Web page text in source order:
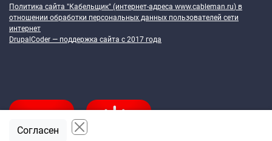
Политика сайта "Кабельщик" (интернет-адреса www.cableman.ru) в
отношении обработки персональных данных пользователей сети
интернет
DrupalCoder — поддержка сайта c 2017 года
Согласен